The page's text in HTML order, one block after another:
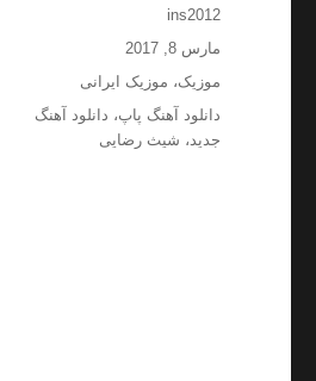
نویسنده
ins2012
ارسال
شده
مارس 8, 2017
دسته‌ها
موزیک، موزیک ایرانی
برچسب‌ها
دانلود آهنگ پاپ، دانلود آهنگ
جدید، شیث رضایی